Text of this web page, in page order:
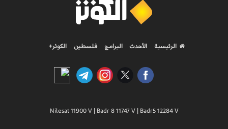
الرئيسية الأحدث البرامج فلسطين الكوثر+
Nilesat 11900 V | Badr 8 11747 V | Badr5 12284 V